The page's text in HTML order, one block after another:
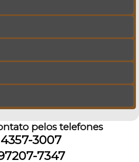
pelos telefones
4357-3007
7347